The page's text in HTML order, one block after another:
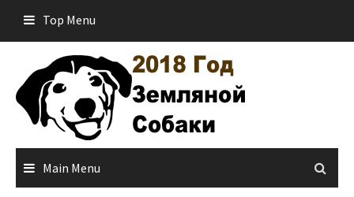
Top Menu
Main Menu